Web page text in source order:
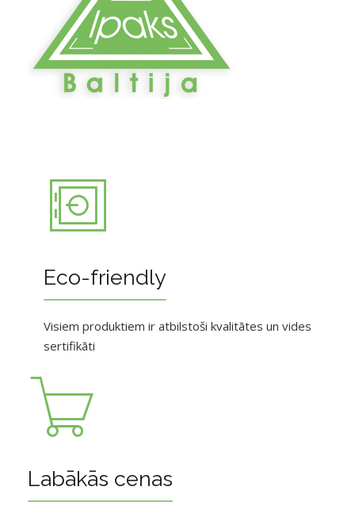
Eco-friendly
Visiem produktiem ir atbilstoši kvalitātes un vides
sertifikāti
Labākās cenas